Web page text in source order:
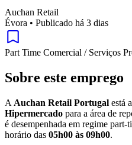
Auchan Retail
Évora • Publicado há 3 dias
Part Time Comercial / Serviços
Sobre este emprego
A Auchan Retail Portugal está
Hipermercado para a área de
é desempenhada em regime part-
horário das 05h00 às 09h00.